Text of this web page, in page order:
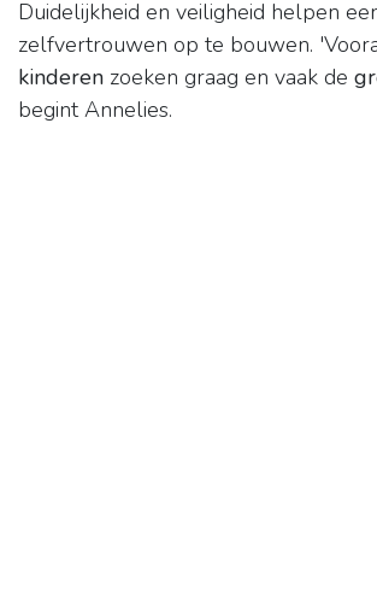
Duidelijkheid en veiligheid helpen
zelfvertrouwen op te bouwen.
kinderen zoeken graag en vaak de
begint Annelies.